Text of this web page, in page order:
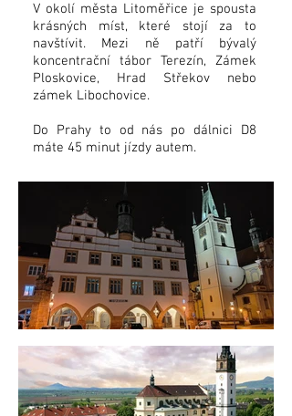
V okolí města Litoměřice je spousta
krásných míst, které stojí za to
navštívit. Mezi ně patří bývalý
koncentrační tábor Terezín, Zámek
Ploskovice, Hrad Střekov nebo
zámek Libochovice.
Do Prahy to od nás po dálnici D8
máte 45 minut jízdy autem.